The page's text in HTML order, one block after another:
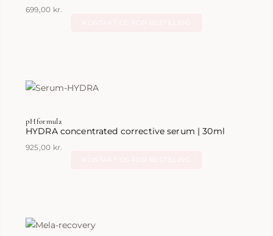
699,00 kr.
pHformula
HYDRA concentrated corrective serum | 30ml
925,00 kr.